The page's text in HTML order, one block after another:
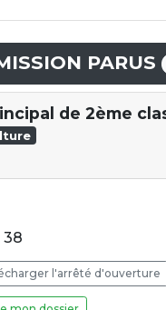
PARUS
de 2ème
38
l'arrêté d'ouverture